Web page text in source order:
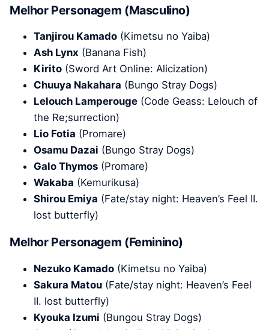
Melhor Personagem (Masculino)
Tanjirou Kamado (Kimetsu no Yaiba)
Ash Lynx (Banana Fish)
Kirito (Sword Art Online: Alicization)
Chuuya Nakahara (Bungo Stray Dogs)
Lelouch Lamperouge (Code Geass: Lelouch of
the Re;surrection)
Lio Fotia (Promare)
Osamu Dazai (Bungo Stray Dogs)
Galo Thymos (Promare)
Wakaba (Kemurikusa)
Shirou Emiya (Fate/stay night: Heaven’s Feel II.
lost butterfly)
Melhor Personagem (Feminino)
Nezuko Kamado (Kimetsu no Yaiba)
Sakura Matou (Fate/stay night: Heaven’s Feel
II. lost butterfly)
Kyouka Izumi (Bungou Stray Dogs)